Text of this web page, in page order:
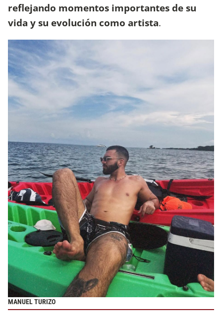
reflejando momentos importantes de su
vida y su evolución como artista.
MANUEL TURIZO